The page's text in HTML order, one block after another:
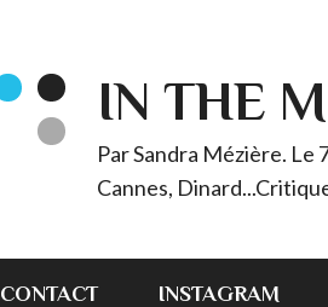
IN THE
Par Sandra Mézière. Le
Cannes,
CONTACT INSTAGRAM